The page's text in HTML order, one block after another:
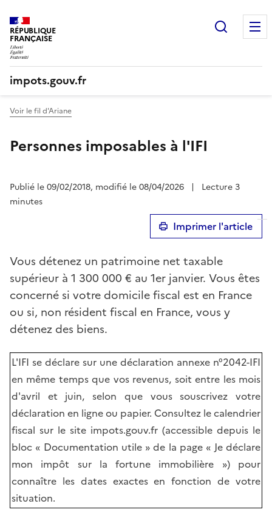
RÉPUBLIQUE
FRANÇAISE
impots.gouv.fr
Voir le fil d'Ariane
Personnes imposables à l'IFI
Publié le 09/02/2018, modifié le 08/04/2026 |
Lecture 3
minutes
Imprimer l'article
Vous détenez un patrimoine net taxable
supérieur à 1 300 000 € au 1er janvier. Vous êtes
concerné si votre domicile fiscal est en France
ou si, non résident fiscal en France, vous y
détenez des biens.
L'IFI se déclare sur une déclaration annexe n°2042-IFI
en même temps que vos revenus, soit entre les mois
d'avril et juin, selon que vous souscrivez votre
déclaration en ligne ou papier. Consultez le calendrier
fiscal sur le site impots.gouv.fr (accessible depuis le
bloc « Documentation utile » de la page « Je déclare
mon impôt sur la fortune immobilière ») pour
connaître les dates exactes en fonction de votre
situation.